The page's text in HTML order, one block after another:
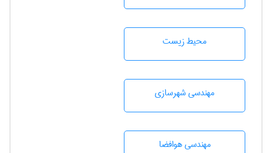
محيط زيست
مهندسی شهرسازی
مهندسی هوافضا